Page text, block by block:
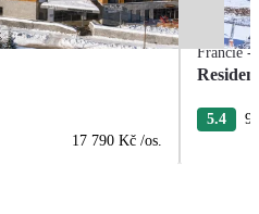
17 790 Kč /os.
Francie -
5.4 9